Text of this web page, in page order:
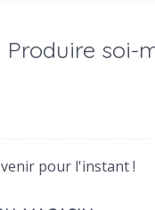
Produire soi-
pour l'instant !